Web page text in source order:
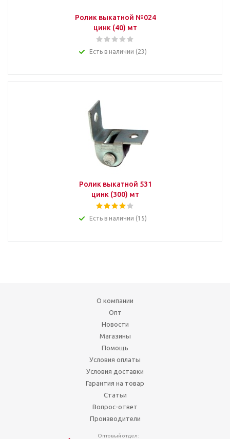
Ролик выкатной №024
цинк (40) мт
Есть в наличии (23)
Ролик выкатной 531
цинк (300) мт
Есть в наличии (15)
О компании
Опт
Новости
Магазины
Помощь
Условия оплаты
Условия доставки
Гарантия на товар
Статьи
Вопрос-ответ
Производители
Оптовый отдел: